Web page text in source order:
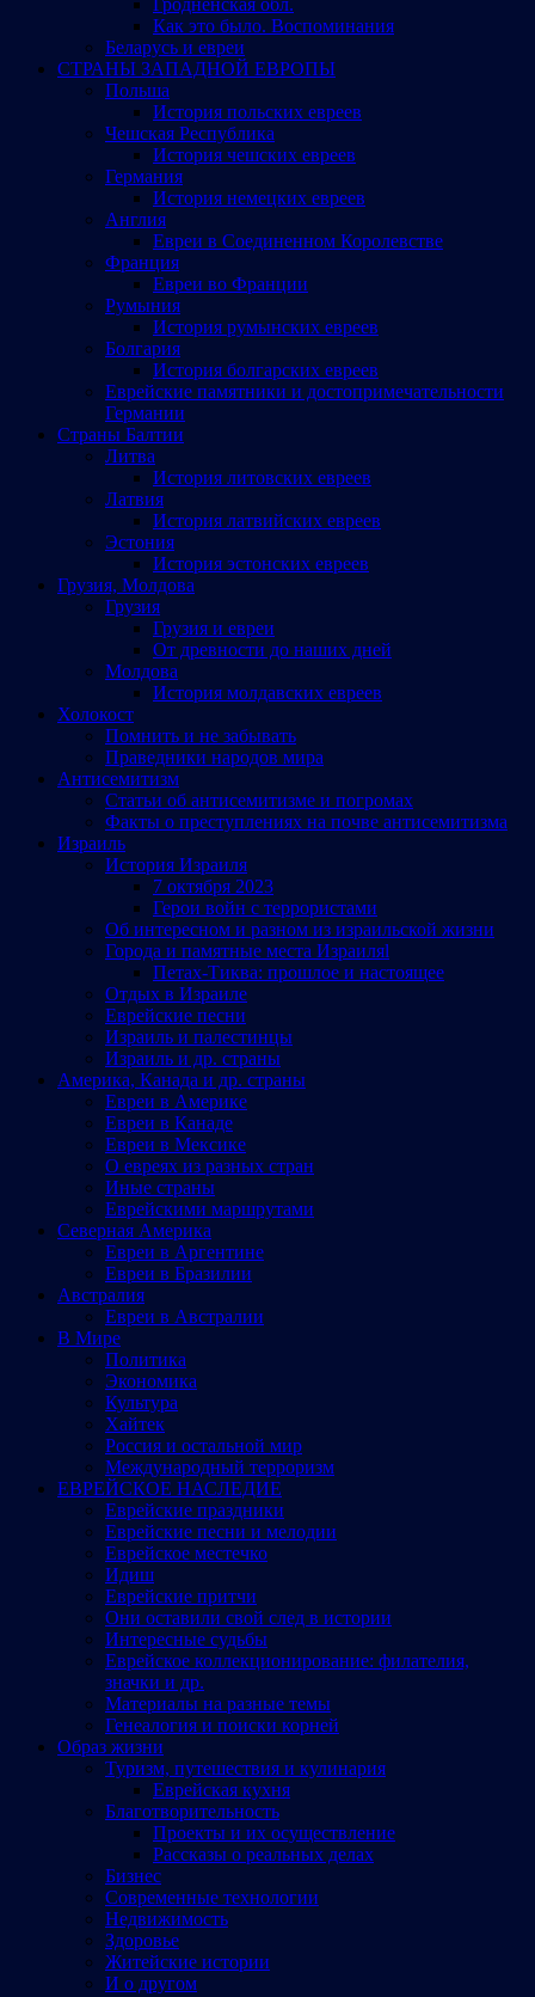
Как это было. Воспоминания
Беларусь и евреи
СТРАНЫ ЗАПАДНОЙ ЕВРОПЫ
Польша
История польских евреев
Чешская Республика
История чешских евреев
Германия
История немецких евреев
Англия
Евреи в Соединенном Королевстве
Франция
Евреи во Франции
Румыния
История румынских евреев
Болгария
История болгарских евреев
Еврейские памятники и достопримечательности
Германии
Страны Балтии
Литва
История литовских евреев
Латвия
История латвийских евреев
Эстония
История эстонских евреев
Грузия, Молдова
Грузия
Грузия и евреи
От древности до наших дней
Молдова
История молдавских евреев
Холокост
Помнить и не забывать
Праведники народов мира
Антисемитизм
Статьи об антисемитизме и погромах
Факты о преступлениях на почве антисемитизма
Израиль
История Израиля
7 октября 2023
Герои войн с террористами
Об интересном и разном из израильской жизни
Города и памятные места Израиляl
Петах-Тиква: прошлое и настоящее
Отдых в Израиле
Еврейские песни
Израиль и палестинцы
Израиль и др. страны
Америка, Канада и др. страны
Евреи в Америке
Евреи в Канаде
Евреи в Мексике
О евреях из разных стран
Иные страны
Еврейскими маршрутами
Северная Америка
Евреи в Аргентине
Евреи в Бразилии
Австралия
Евреи в Австралии
В Мире
Политика
Экономика
Культура
Хайтек
Россия и остальной мир
Международный терроризм
ЕВРЕЙСКОЕ НАСЛЕДИЕ
Еврейские праздники
Еврейские песни и мелодии
Еврейское местечко
Идиш
Еврейские притчи
Они оставили свой след в истории
Интересные судьбы
Еврейское коллекционирование: филателия,
значки и др.
Материалы на разные темы
Генеалогия и поиски корней
Образ жизни
Туризм, путешествия и кулинария
Еврейская кухня
Благотворительность
Проекты и их осуществление
Рассказы о реальных делах
Бизнес
Современные технологии
Недвижимость
Здоровье
Житейские истории
И о другом